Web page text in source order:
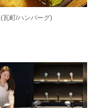
(瓦町/ハンバーグ)